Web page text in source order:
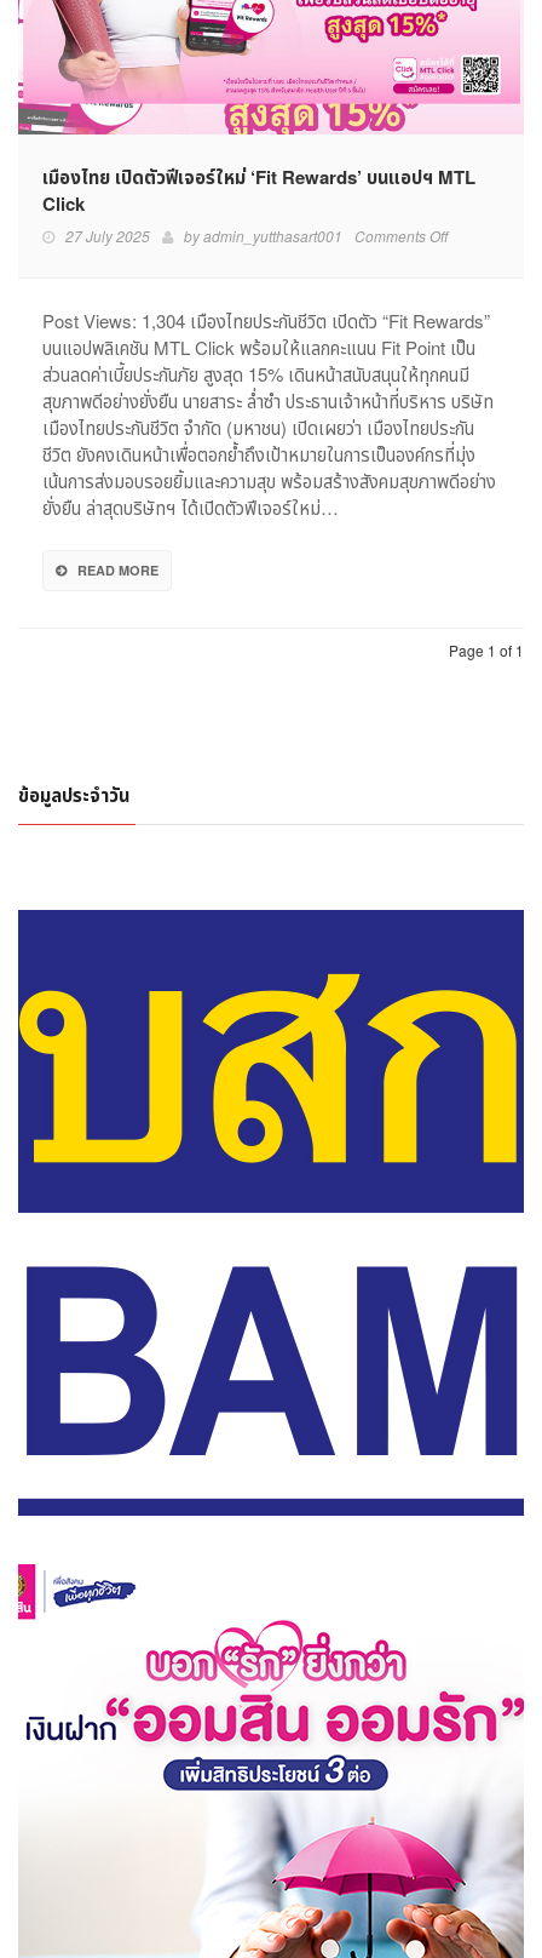
เมืองไทย เปิดตัวฟีเจอร์ใหม่ ‘Fit Rewards’ บนแอปฯ MTL
Click
27 July 2025 byadmin_yutthasart001 Comments Offon
ตัว
ฟีเจอร์
ใหม่
‘Fit
Rewards’
บน
แอปฯ
Post Views: 1,304 เมืองไทยประกันชีวิต เปิดตัว “Fit Rewards”
บนแอปพลิเคชัน MTL Click พร้อมให้แลกคะแนน Fit Point เป็น
ส่วนลดค่าเบี้ยประกันภัย สูงสุด 15% เดินหน้าสนับสนุนให้ทุกคนมี
สุขภาพดีอย่างยั่งยืน นายสาระ ล่ำซำ ประธานเจ้าหน้าที่บริหาร บริษัท
เมืองไทยประกันชีวิต จำกัด (มหาชน) เปิดเผยว่า เมืองไทยประกัน
ชีวิต ยังคงเดินหน้าเพื่อตอกย้ำถึงเป้าหมายในการเป็นองค์กรที่มุ่ง
เน้นการส่งมอบรอยยิ้มและความสุข พร้อมสร้างสังคมสุขภาพดีอย่าง
ยั่งยืน ล่าสุดบริษัทฯ ได้เปิดตัวฟีเจอร์ใหม่…
READ MORE
Page 1 of 1
ข้อมูลประจำวัน